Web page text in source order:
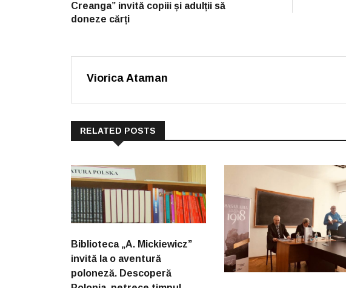
Creanga” invită copiii și adulții să
doneze cărți
Viorica Ataman
RELATED POSTS
Biblioteca „A. Mickiewicz”
invită la o aventură
poloneză. Descoperă